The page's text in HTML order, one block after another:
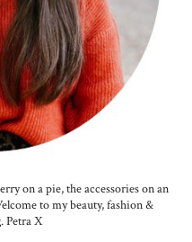
on a pie, the accessories on an
to my beauty, fashion &
Petra X